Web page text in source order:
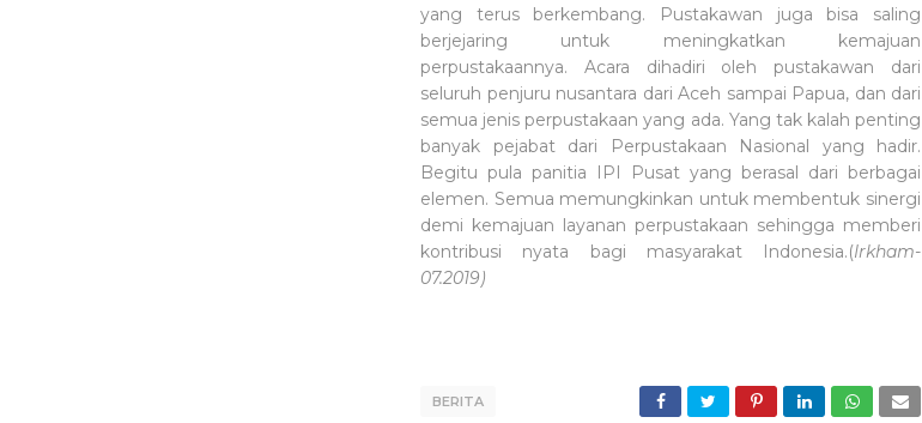
yang terus berkembang. Pustakawan juga bisa saling
berjejaring untuk meningkatkan kemajuan
perpustakaannya. Acara dihadiri oleh pustakawan dari
seluruh penjuru nusantara dari Aceh sampai Papua, dan dari
semua jenis perpustakaan yang ada. Yang tak kalah penting
banyak pejabat dari Perpustakaan Nasional yang hadir.
Begitu pula panitia IPI Pusat yang berasal dari berbagai
elemen. Semua memungkinkan untuk membentuk sinergi
demi kemajuan layanan perpustakaan sehingga memberi
kontribusi nyata bagi masyarakat Indonesia.(Irkham-
07.2019)
BERITA